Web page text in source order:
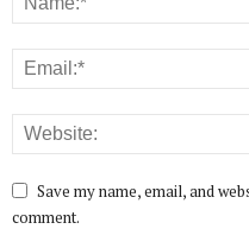
Save my name, email, and
comment.